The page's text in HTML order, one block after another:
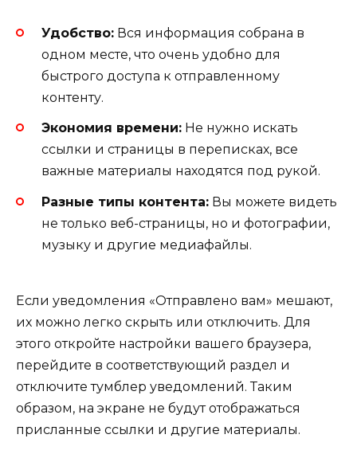
Удобство: Вся информация собрана в
одном месте, что очень удобно для
быстрого доступа к отправленному
контенту.
Экономия времени: Не нужно искать
ссылки и страницы в переписках, все
важные материалы находятся под рукой.
Разные типы контента: Вы можете видеть
не только веб-страницы, но и фотографии,
музыку и другие медиафайлы.
Если уведомления «Отправлено вам» мешают,
их можно легко скрыть или отключить. Для
этого откройте настройки вашего браузера,
перейдите в соответствующий раздел и
отключите тумблер уведомлений. Таким
образом, на экране не будут отображаться
присланные ссылки и другие материалы.